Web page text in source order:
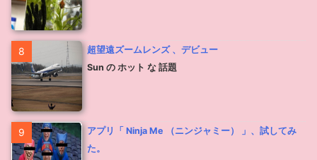
8
超望遠ズームレンズ 、デビュー
Sun の ホット な 話題
9
アプリ「 Ninja Me （ニンジャミー） 」、試してみ
た。